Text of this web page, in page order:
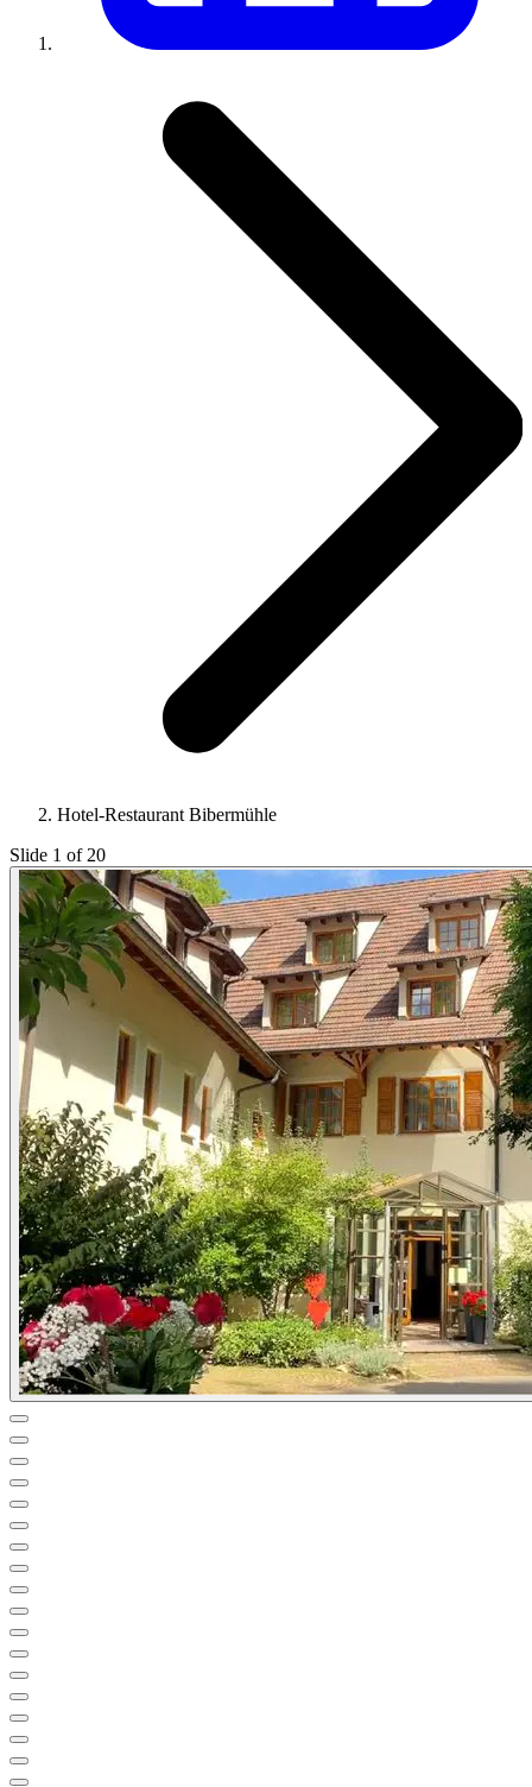
Hotel-Restaurant Bibermühle
Slide 1 of 20